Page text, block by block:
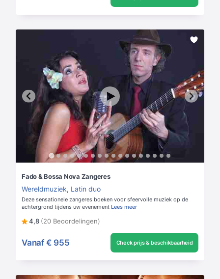
Fado & Bossa Nova Zangeres
Wereldmuziek, Latin duo
Deze sensationele zangeres boeken voor sfeervolle muziek op de
achtergrond tijdens uw evenement Lees meer
4,8 (20 Beoordelingen)
Vanaf € 955 Check prijs & beschikbaarheid